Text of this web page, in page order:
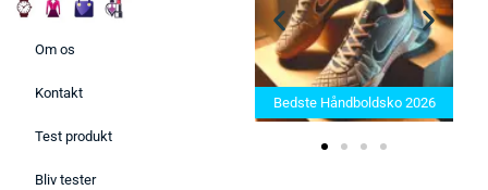
Om os
Kontakt
Test produkt
Bliv tester
Bedste Saunatæppe 2025 –
Find de bedste produkter her!
Bedste Håndboldsko 2026